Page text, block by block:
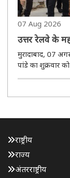
07 Aug 2026
उत्तर रेलवे के
की तैयारियों की
मुरादाबाद, 07
पांडे का शुक्रवार
निर्धारित
राष्ट्रीय
राज्य
अंतरराष्ट्रीय